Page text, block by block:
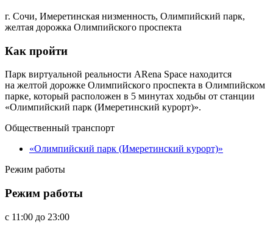
г. Сочи, Имеретинская низменность, Олимпийский парк,
желтая дорожка Олимпийского проспекта
Как пройти
Парк виртуальной реальности ARena Space находится
на желтой дорожке Олимпийского проспекта в Олимпийском
парке, который расположен в 5 минутах ходьбы от станции
«Олимпийский парк (Имеретинский курорт)».
Общественный транспорт
«Олимпийский парк (Имеретинский курорт)»
Режим работы
Режим работы
c 11:00 до 23:00